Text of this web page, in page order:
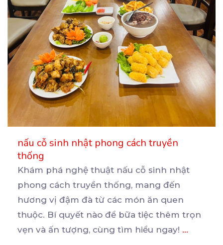
nấu cỗ sinh nhật phong cách truyền
thống
Khám phá nghệ thuật nấu cỗ sinh nhật
phong cách truyền thống, mang đến
hương vị đậm đà từ các món ăn quen
thuộc. Bí quyết nào để bữa tiệc thêm trọn
vẹn và ấn tượng, cùng tìm hiểu ngay! ...